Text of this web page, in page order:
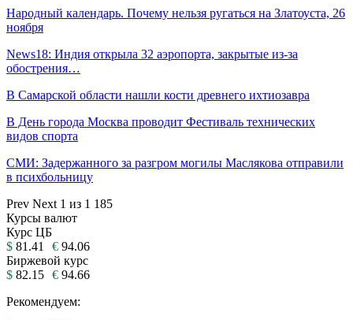
Народный календарь. Почему нельзя ругаться на Златоуста, 26
ноября
News18: Индия открыла 32 аэропорта, закрытые из-за
обострения…
В Самарской области нашли кости древнего ихтиозавра
В День города Москва проводит Фестиваль технических
видов спорта
СМИ: Задержанного за разгром могилы Маслякова отправили
в психбольницу
Prev Next 1 из 1 185
Курсы валют
Курс ЦБ
$ 81.41 € 94.06
Биржевой курс
$ 82.15 € 94.66
Рекомендуем: